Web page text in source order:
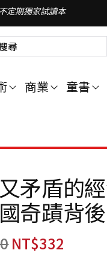
定期獨家試讀本
商業 童書
矛盾的
奇蹟背
NT$332